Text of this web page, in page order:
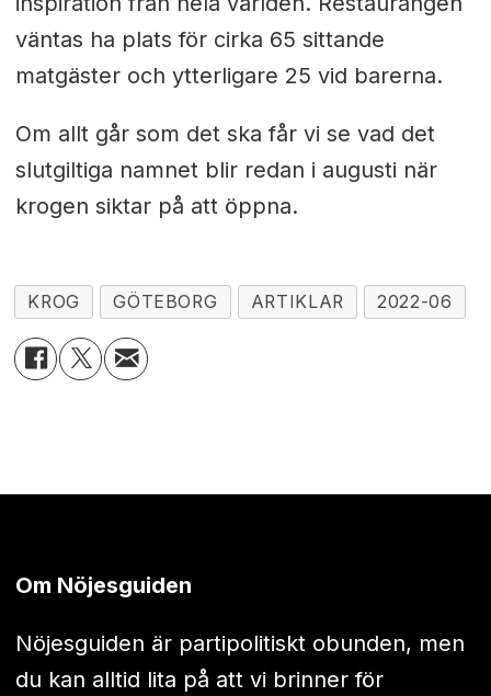
väntas ha plats för cirka 65 sittande
matgäster och ytterligare 25 vid barerna.
Om allt går som det ska får vi se vad det
slutgiltiga namnet blir redan i augusti när
krogen siktar på att öppna.
KROG GÖTEBORG ARTIKLAR 2022-06
Om Nöjesguiden
Nöjesguiden är partipolitiskt obunden, men
du kan alltid lita på att vi brinner för